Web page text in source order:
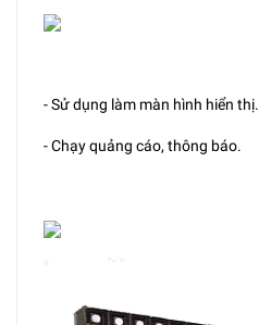
- Sử dụng làm màn hình hiển thị.
- Chạy quảng cáo, thông báo.